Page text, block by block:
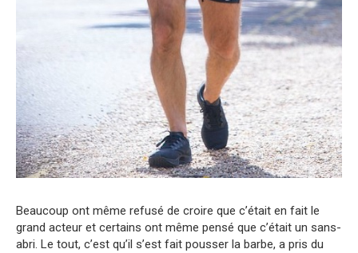
Beaucoup ont même refusé de croire que c’était en fait le
grand acteur et certains ont même pensé que c’était un sans-
abri. Le tout, c’est qu’il s’est fait pousser la barbe, a pris du